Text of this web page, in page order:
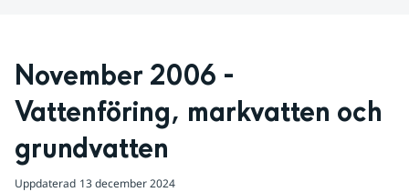
November 2006 -
Vattenföring, markvatten och
grundvatten
Uppdaterad 13 december 2024